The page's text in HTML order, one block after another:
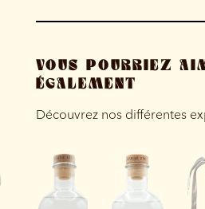
VOUS POURRIEZ
ÉGALEMENT
Découvrez nos différentes